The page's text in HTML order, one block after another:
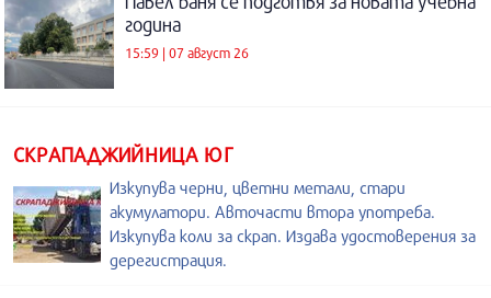
година
15:59 | 07 август 26
СКРАПАДЖИЙНИЦА ЮГ
Изкупува черни, цветни метали, стари
акумулатори. Авточасти втора употреба.
Изкупува коли за скрап. Издава удостоверения за
дерегистрация.